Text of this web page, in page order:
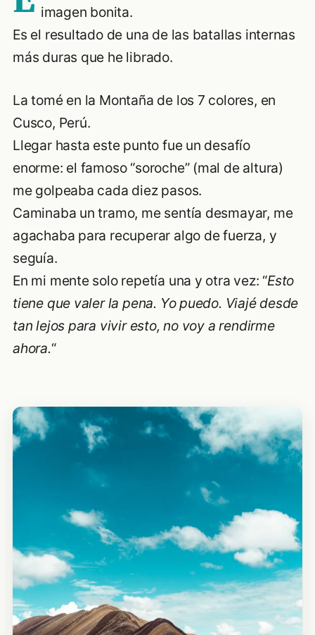
imagen bonita.
Es el resultado de una de las batallas internas
más duras que he librado.
La tomé en la Montaña de los 7 colores, en
Cusco, Perú.
Llegar hasta este punto fue un desafío
enorme: el famoso “soroche” (mal de altura)
me golpeaba cada diez pasos.
Caminaba un tramo, me sentía desmayar, me
agachaba para recuperar algo de fuerza, y
seguía.
En mi mente solo repetía una y otra vez: “Esto
tiene que valer la pena. Yo puedo. Viajé desde
tan lejos para vivir esto, no voy a rendirme
ahora.“